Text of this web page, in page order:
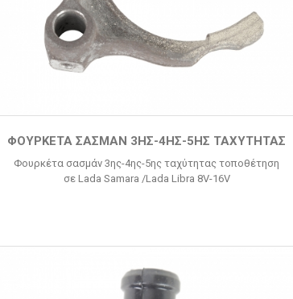
ΦΟΥΡΚΈΤΑ ΣΑΣΜΆΝ 3ΗΣ-4ΗΣ-5ΗΣ ΤΑΧΎΤΗΤΑΣ
Φουρκέτα σασμάν 3ης-4ης-5ης ταχύτητας τοποθέτηση
σε Lada Samara /Lada Libra 8V-16V